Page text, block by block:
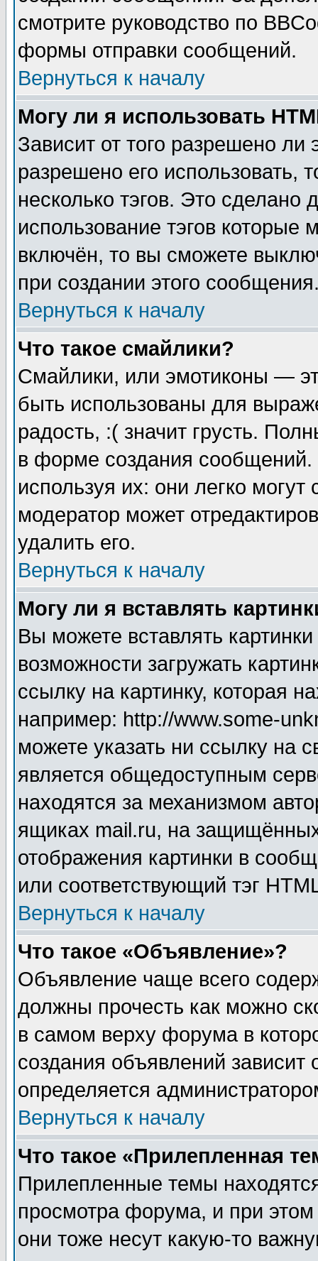
смотрите руководство по
формы отправки сообщений.
Вернуться к началу
Могу ли я использовать
Зависит от того разрешено
разрешено его использовать,
несколько тэгов. Это сделано
использование тэгов
включён, то вы сможете
при создании этого
Вернуться к началу
Что такое смайлики?
Смайлики, или эмотиконы —
быть использованы для
радость, :( значит грусть.
в форме создания сообщений.
используя их: они легко
модератор может
удалить его.
Вернуться к началу
Могу ли я вставлять
Вы можете вставлять
возможности загружать
ссылку на картинку, которая
например: http://www.some-
можете указать ни ссылку на
является общедоступным
находятся за механизмом
ящиках mail.ru, на
отображения картинки в
или соответствующий тэг
Вернуться к началу
Что такое «Объявление»?
Объявление чаще всего
должны прочесть как можно
в самом верху форума в
создания объявлений зависит
определяется
Вернуться к началу
Что такое «Прилепленная
Прилепленные темы
просмотра форума, и при
они тоже несут какую-то